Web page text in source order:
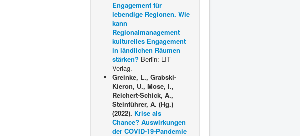
Engagement für
lebendige Regionen. Wie
kann
Regionalmanagement
kulturelles Engagement
in ländlichen Räumen
stärken? Berlin: LIT
Verlag.
Greinke, L., Grabski-
Kieron, U., Mose, I.,
Reichert-Schick, A.,
Steinführer, A. (Hg.)
(2022). Krise als
Chance? Auswirkungen
der COVID-19-Pandemie